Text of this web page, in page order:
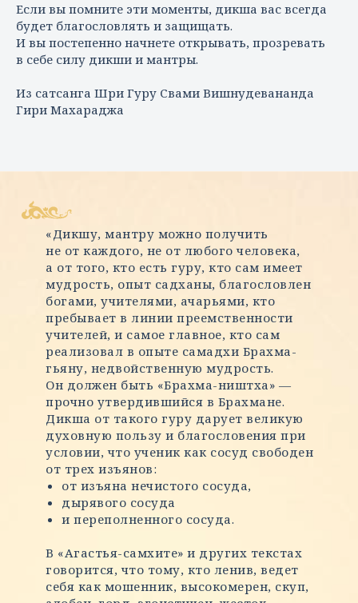
Если вы помните эти моменты, дикша вас всегда
будет благословлять и защищать.
И вы постепенно начнете открывать, прозревать
в себе силу дикши и мантры.
Из сатсанга Шри Гуру Свами Вишнудевананда
Гири Махараджа
«Дикшу, мантру можно получить
не от каждого, не от любого человека,
а от того, кто есть гуру, кто сам имеет
мудрость, опыт садханы, благословлен
богами, учителями, ачарьями, кто
пребывает в линии преемственности
учителей, и самое главное, кто сам
реализовал в опыте самадхи Брахма-
гьяну, недвойственную мудрость.
Он должен быть «Брахма-ништха» —
прочно утвердившийся в Брахмане.
Дикша от такого гуру дарует великую
духовную пользу и благословения при
условии, что ученик как сосуд свободен
от трех изъянов:
от изъяна нечистого сосуда,
дырявого сосуда
и переполненного сосуда.
В «Агастья-самхите» и других текстах
говорится, что тому, кто ленив, ведет
себя как мошенник, высокомерен, скуп,